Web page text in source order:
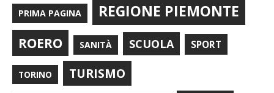
PRIMA PAGINA REGIONE PIEMONTE
ROERO SANITÀ SCUOLA SPORT
TORINO TURISMO